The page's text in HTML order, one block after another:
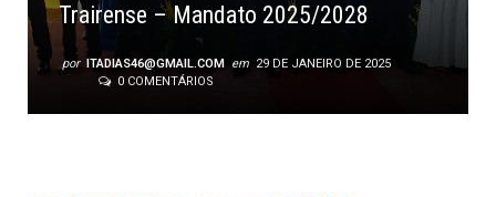
Trairense – Mandato 2025/2028
por ITADIAS46@GMAIL.COM em 29 DE JANEIRO DE 2025
0 COMENTÁRIOS